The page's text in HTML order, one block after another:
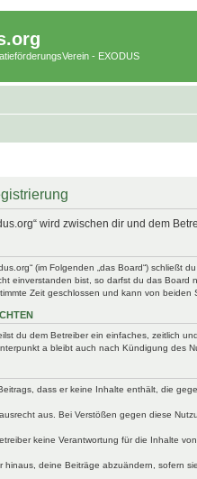
- EXODUS
wird zwischen dir und dem
(im Folgenden „das Board“)
einverstanden bist, so darfst du das
Zeit geschlossen und kann von
du dem Betreiber ein einfaches, zeitlich
a bleibt auch nach Kündigung des
dass er keine Inhalte enthält, die
aus. Bei Verstößen gegen diese
keine Verantwortung für die Inhalte
hinaus, deine Beiträge abzuändern, sofern